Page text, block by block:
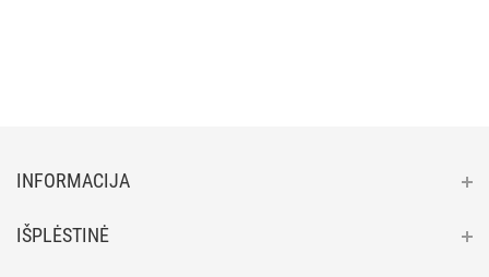
INFORMACIJA
IŠPLĖSTINĖ